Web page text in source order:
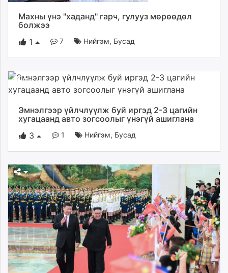
Махны үнэ "хаданд" гарч, гулууз мөрөөдөл
болжээ
1
7 Нийгэм, Бусад
Эмнэлгээр үйлчлүүлж буй иргэд 2-3 цагийн
хугацаанд авто зогсоолыг үнэгүй ашиглана
3
1 Нийгэм, Бусад